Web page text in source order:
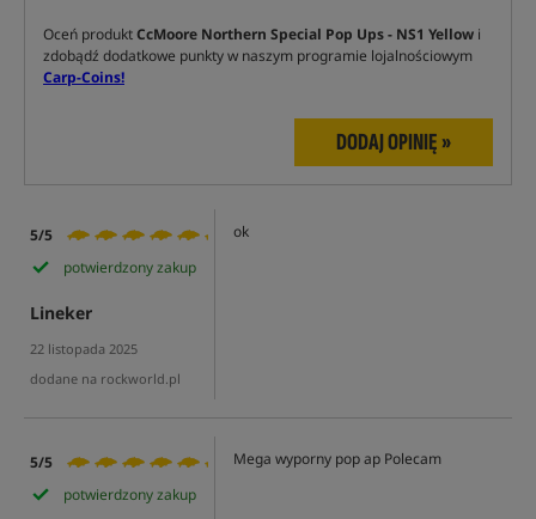
Oceń produktCcMoore Northern Special Pop Ups - NS1 Yellow i
zdobądź dodatkowe punkty w naszym programie lojalnościowym
Carp-Coins!
DODAJ OPINIĘ »
5/5
potwierdzony zakup
Lineker
22 listopada 2025
dodane na rockworld.pl
ok
5/5
potwierdzony zakup
Mega wyporny pop ap Polecam